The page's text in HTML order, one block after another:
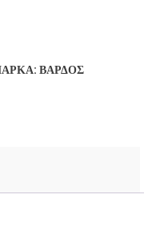
ΒΆΡΔΟΣ